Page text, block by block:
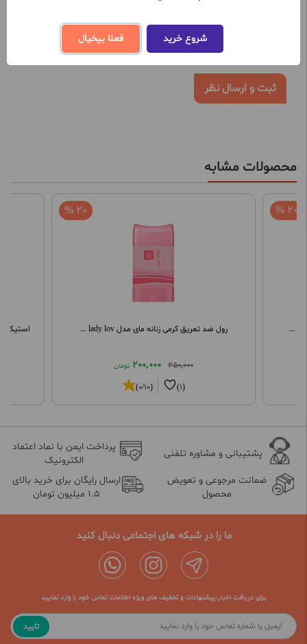
تعداد نظرات ثبت شده تا کنون 0
نظر خود را در خصوص این محصول ثبت کنید
ثبت و ارسال نظر
محصولات مشابه
استیک رول ضد تعریق کرمی زنانه مای مدل lady lov ...
250,000
200,000 تومان
20 %
(1)
(0/10)
20 %
پشتیبانی و مشاوره تلفنی
پرداخت ایمن با نماد اعتماد
الکترونیک
ضمانت مرجوعی و تعویض
محصول
ارسال رایگان برای خرید بالای
1.5 میلیون تومان
ما را در شبکه های اجتماعی دنبال کنید
برای دریافت اخبار،پیشنهادات و تخفیف های ویژه اطلاعات تماس خود را وارد نمایید
تایید
شروع خرید فعلا بیخیال